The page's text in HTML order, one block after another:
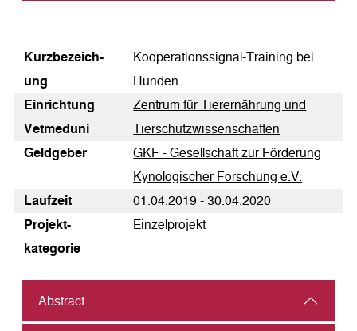
Kurz­bezeich­
ung
Kooperationssignal-Training bei
Hunden
Einrichtung
Vetmeduni
Zentrum für Tierernährung und
Tierschutzwissenschaften
Geldgeber
GKF - Gesellschaft zur Förderung
Kynologischer Forschung e.V.
Laufzeit
01.04.2019 - 30.04.2020
Pro­jekt­
kategorie
Einzelprojekt
Abstract